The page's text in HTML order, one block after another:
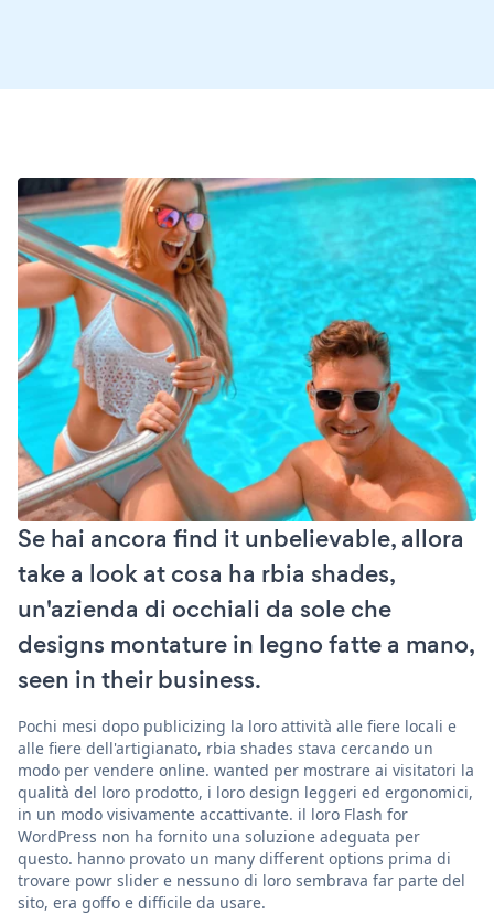
Se hai ancora find it unbelievable, allora
take a look at cosa ha rbia shades,
un'azienda di occhiali da sole che
designs montature in legno fatte a mano,
seen in their business.
Pochi mesi dopo publicizing la loro attività alle fiere locali e
alle fiere dell'artigianato, rbia shades stava cercando un
modo per vendere online. wanted per mostrare ai visitatori la
qualità del loro prodotto, i loro design leggeri ed ergonomici,
in un modo visivamente accattivante. il loro Flash for
WordPress non ha fornito una soluzione adeguata per
questo. hanno provato un many different options prima di
trovare powr slider e nessuno di loro sembrava far parte del
sito, era goffo e difficile da usare.